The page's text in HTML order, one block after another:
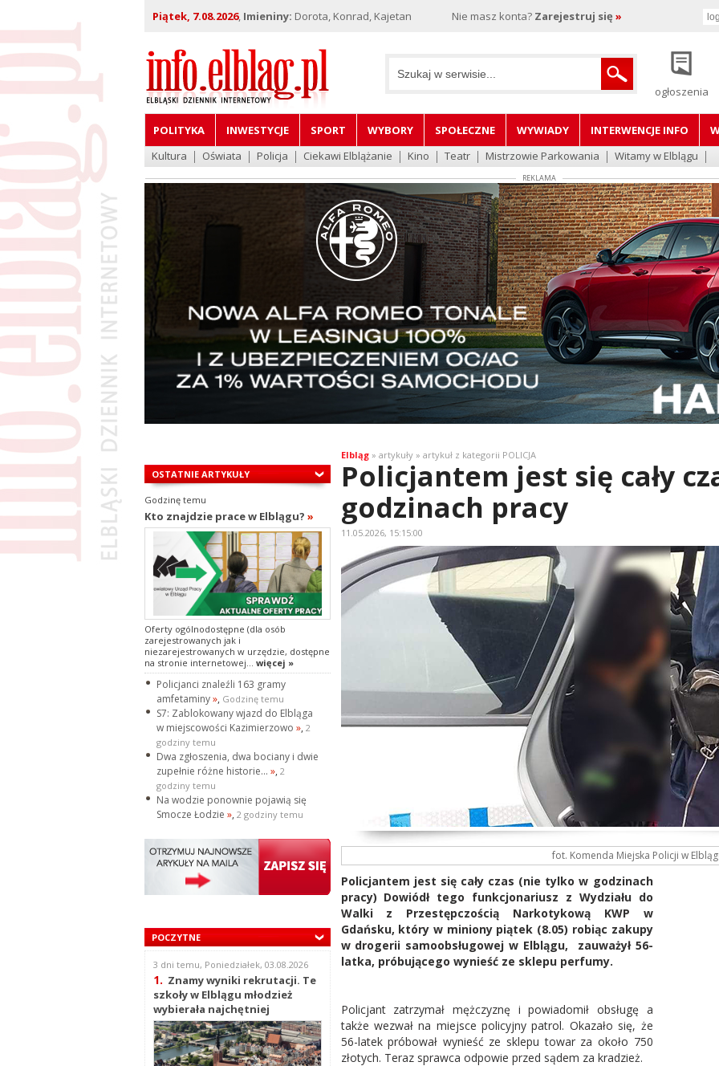
Piątek, 7.08.2026, Imieniny: Dorota, Konrad, Kajetan Nie masz konta? Zarejestruj się »
ogłoszenia
POLITYKA INWESTYCJE SPORT WYBORY SPOŁECZNE WYWIADY INTERWENCJE INFO
Kultura
Oświata Policja Ciekawi Elblążanie Kino Teatr Mistrzowie Parkowania Witamy w Elblągu
REKLAMA
OSTATNIE ARTYKUŁY
Godzinę temu
Kto znajdzie prace w Elblągu? »
Oferty ogólnodostępne (dla osób
zarejestrowanych jak i
niezarejestrowanych w urzędzie, dostępne
na stronie internetowej... więcej »
Policjanci znaleźli 163 gramy
amfetaminy», Godzinę temu
S7: Zablokowany wjazd do Elbląga
w miejscowości Kazimierzowo », 2
godziny temu
Dwa zgłoszenia, dwa bociany i dwie
zupełnie różne historie... », 2
godziny temu
Na wodzie ponownie pojawią się
Smocze Łodzie », 2 godziny temu
POCZYTNE
3 dni temu, Poniedziałek, 03.08.2026
1. Znamy wyniki rekrutacji. Te
szkoły w Elblągu młodzież
wybierała najchętniej
Elbląg» artykuły » artykuł z kategorii POLICJA
Policjantem jest się cały
godzinach pracy
11.05.2026, 15:15:00
fot. Komenda Miejska Policji w
Policjantem jest się cały czas (nie tylko w godzinach
pracy) Dowiódł tego funkcjonariusz z Wydziału do
Walki z Przestępczością Narkotykową KWP w
Gdańsku, który w miniony piątek (8.05) robiąc zakupy
w drogerii samoobsługowej w Elblągu, zauważył 56-
latka, próbującego wynieść ze sklepu perfumy.
Policjant zatrzymał mężczyznę i powiadomił obsługę a
także wezwał na miejsce policyjny patrol. Okazało się, że
56-latek próbował wynieść ze sklepu towar za około 750
złotych. Teraz sprawca odpowie przed sądem za kradzież.